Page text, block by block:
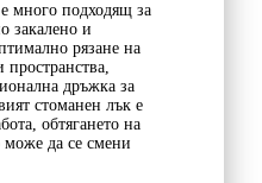
много подходящ за
закалено и
рязане на
пространства,
дръжка за
стоманен лък е
обтягането на
може да се смени